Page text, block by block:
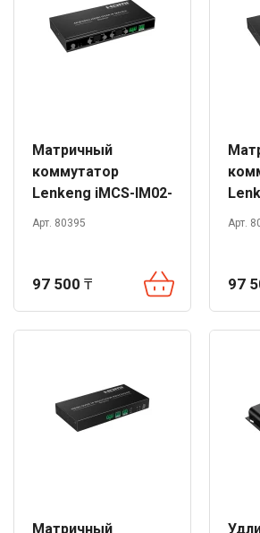
Матричный
коммутатор
Lenkeng iMCS-IM02-
RX (4K, 120m)
Арт. 80395
97 500 ₸
TX
Арт.
97
Матричный